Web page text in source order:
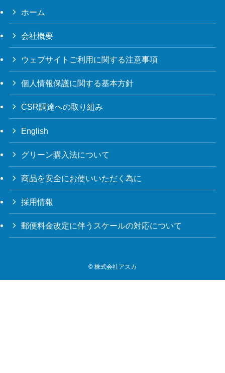
ホーム
会社概要
ウェブサイトご利用に関する注意事項
個人情報保護に関する基本方針
CSR調達への取り組み
English
グリーン購入法について
商品を安全にお使いいただく為に
採用情報
郵便料金改定に伴うスケールの対応について
© 株式会社アスカ